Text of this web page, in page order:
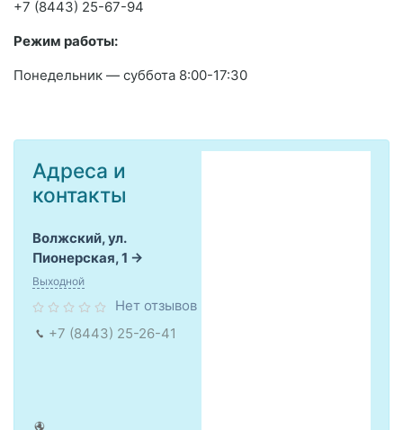
+7 (8443) 25-67-94
Режим работы:
Понедельник — суббота 8:00-17:30
Адреса и
контакты
Волжский, ул.
Пионерская, 1
Выходной
Нет отзывов
+7 (8443) 25-26-41